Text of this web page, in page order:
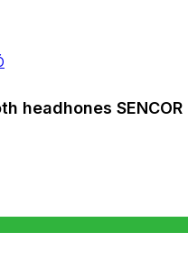
headhones SENCOR